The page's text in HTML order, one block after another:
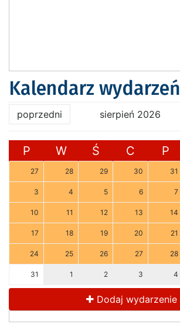
Kalendarz wydarzeń
poprzedni sierpień 2026
P W Ś C P
27 28 29 30 31
3 4 5 6 7
10 11 12 13 14
17 18 19 20 21
24 25 26 27 28
31 1 2 3 4
Dodaj wydarzenie